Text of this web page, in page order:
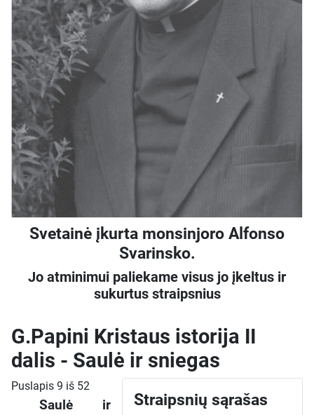
Svetainė įkurta monsinjoro Alfonso
Svarinsko.
Jo atminimui paliekame visus jo įkeltus ir
sukurtus straipsnius
G.Papini Kristaus istorija II
dalis - Saulė ir sniegas
Straipsnių sąrašas
Puslapis 9 iš 52
Saulė ir